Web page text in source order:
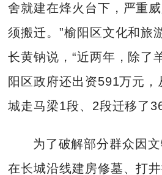
舍就建在烽火台下，严重
须搬迁。”榆阳区文化和旅
长黄钠说，“近两年，除了
阳区政府还出资591万元，
城走马梁1段、2段迁移了
为了破解部分群众因
在长城沿线建房修墓、打